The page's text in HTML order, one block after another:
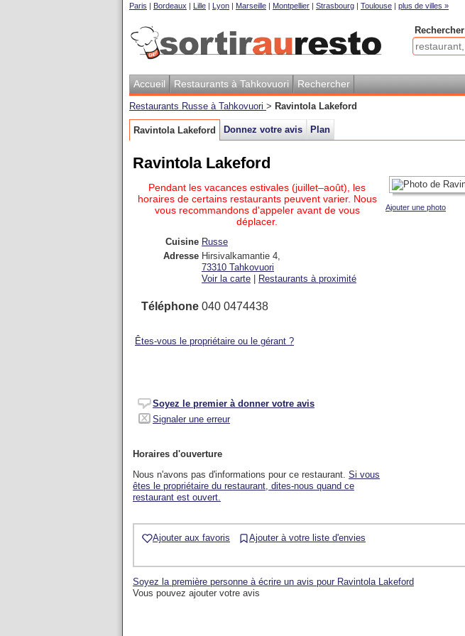
Paris | Bordeaux | Lille | Lyon | Marseille | Montpellier | Strasbourg | Toulouse | plus de villes »
Rechercher
Accueil Restaurants à Tahkovuori Rechercher
Restaurants Russe à Tahkovuori > Ravintola Lakeford
Ravintola Lakeford Donnez votre avis Plan
Ravintola Lakeford
Ajouter une photo
Pendant les vacances estivales (juillet–août), les
horaires de certains restaurants peuvent varier. Nous
vous recommandons d'appeler avant de vous
déplacer.
Cuisine Russe
Adresse Hirsivalkamantie 4,
73310 Tahkovuori
Voir la carte
Restaurants à proximité
Téléphone 040 0474438
Êtes-vous le propriétaire ou le gérant ?
Soyez le premier à donner votre avis
Signaler une erreur
Horaires d'ouverture
Nous n'avons pas d'informations pour ce restaurant. Si vous
êtes le propriétaire du restaurant, dites-nous quand ce
restaurant est ouvert.
Ajouter aux favoris Ajouter à votre liste d'envies
Soyez la première personne à écrire un avis pour Ravintola Lakeford
Vous pouvez ajouter votre avis